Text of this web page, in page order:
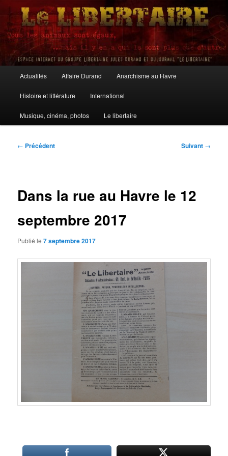
Aller
contenu
principalLe Libertaire
principal
Actualités Affaire Durand Anarchisme au Havre
Histoire et littérature International
Musique, cinéma, photos Le libertaire
Navigation
← Précédent Suivant →
Dans la rue au Havre le 12
septembre 2017
Publié le7 septembre 2017